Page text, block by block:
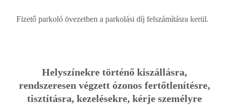
Fizető parkoló övezetben a parkolási díj felszámításra kerül.
Helyszínekre történő kiszállásra,
rendszeresen végzett ózonos fertőtlenítésre,
tisztításra, kezelésekre, kérje személyre